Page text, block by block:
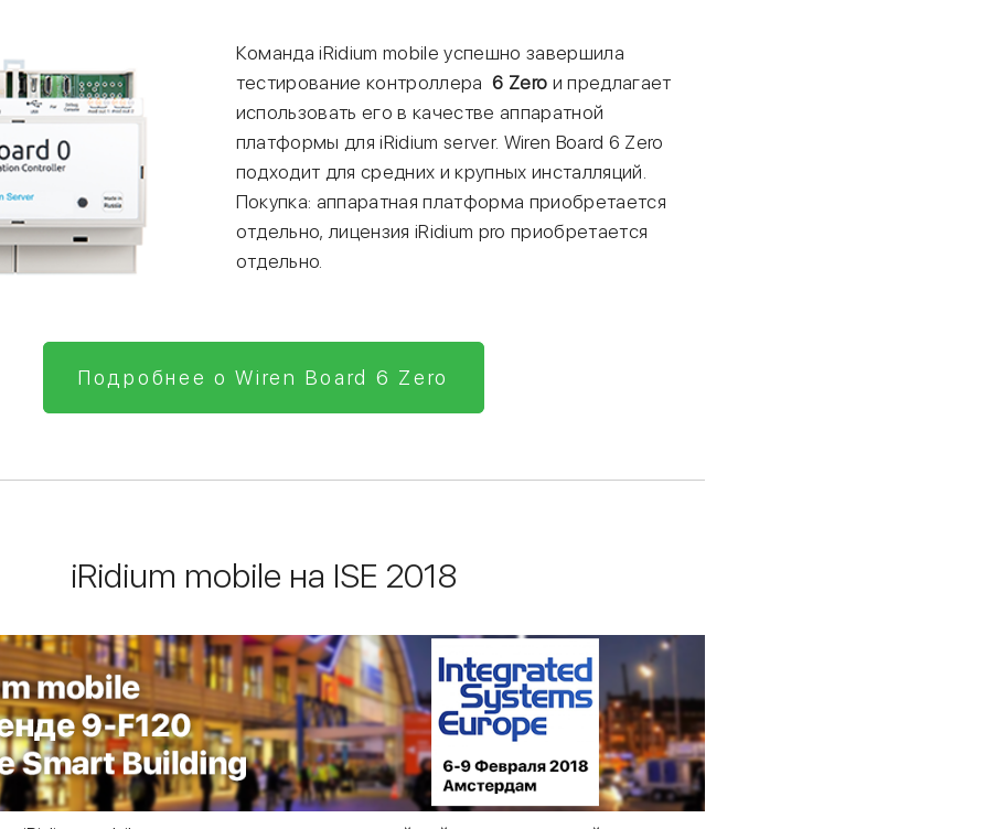
Команда iRidium mobile успешно завершила
тестирование контроллера 6 Zero и предлагает
использовать его в качестве аппаратной
платформы для iRidium server. Wiren Board 6 Zero
подходит для средних и крупных инсталляций.
Покупка: аппаратная платформа приобретается
отдельно, лицензия iRidium pro приобретается
отдельно.
Подробнее о Wiren Board 6 Zero
iRidium mobile на ISE 2018